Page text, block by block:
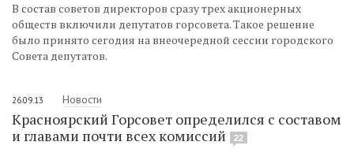
В состав советов директоров сразу трех акционерных
обществ включили депутатов горсовета. Такое решение
было принято сегодня на внеочередной сессии городского
Совета депутатов.
26.09.13 Новости
Красноярский Горсовет определился с составом
и главами почти всех комиссий
22